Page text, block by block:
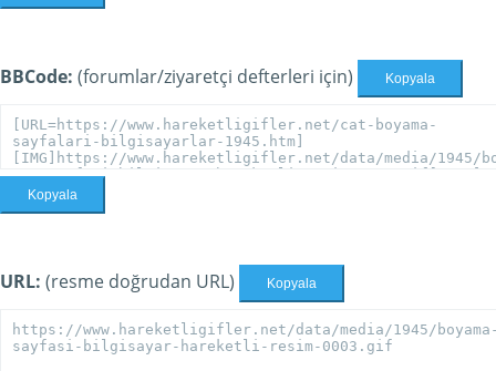
BBCode: (forumlar/ziyaretçi defterleri için) Kopyala
Kopyala
URL: (resme doğrudan URL) Kopyala